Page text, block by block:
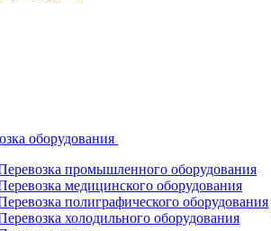
оборудования
промышленного оборудования
медицинского оборудования
полиграфического оборудования
холодильного оборудования